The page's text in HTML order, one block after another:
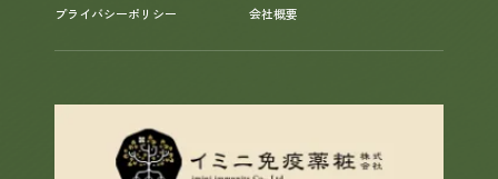
プライバシーポリシー
会社概要